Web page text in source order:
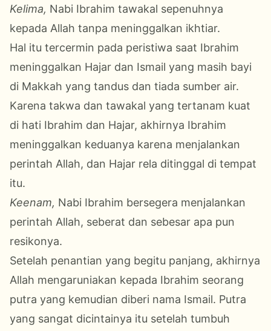
Kelima, Nabi Ibrahim tawakal sepenuhnya
kepada Allah tanpa meninggalkan ikhtiar.
Hal itu tercermin pada peristiwa saat Ibrahim
meninggalkan Hajar dan Ismail yang masih bayi
di Makkah yang tandus dan tiada sumber air.
Karena takwa dan tawakal yang tertanam kuat
di hati Ibrahim dan Hajar, akhirnya Ibrahim
meninggalkan keduanya karena menjalankan
perintah Allah, dan Hajar rela ditinggal di tempat
itu.
Keenam, Nabi Ibrahim bersegera menjalankan
perintah Allah, seberat dan sebesar apa pun
resikonya.
Setelah penantian yang begitu panjang, akhirnya
Allah mengaruniakan kepada Ibrahim seorang
putra yang kemudian diberi nama Ismail. Putra
yang sangat dicintainya itu setelah tumbuh